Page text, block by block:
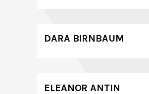
DARA BIRNBAUM
ELEANOR ANTIN